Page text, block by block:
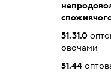
51.31.0
овочами
51.44